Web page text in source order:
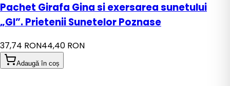
Pachet Girafa Gina si exersarea sunetului
„GI”. Prietenii Sunetelor Poznase
37,74 RON44,40 RON
Adaugă în coș